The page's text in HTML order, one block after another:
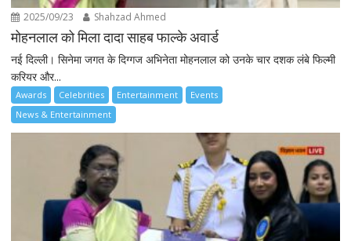
2025/09/23 Shahzad Ahmed
मोहनलाल को मिला दादा साहब फाल्के अवार्ड
नई दिल्ली। सिनेमा जगत के दिग्गज अभिनेता मोहनलाल को उनके चार दशक लंबे फिल्मी
करियर और...
Awards Celebrities Entertainment
Events
News & Entertainment